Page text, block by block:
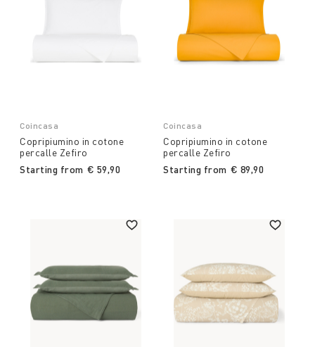
Coincasa
Copripiumino in cotone
percalle Zefiro
Starting from € 59,90
Coincasa
Copripiumino in cotone
percalle Zefiro
Starting from € 89,90